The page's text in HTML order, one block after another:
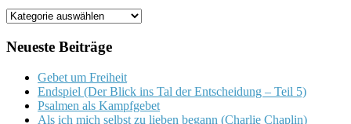
Kategorien
Neueste Beiträge
Gebet um Freiheit
Endspiel (Der Blick ins Tal der Entscheidung – Teil 5)
Psalmen als Kampfgebet
Als ich mich selbst zu lieben begann (Charlie Chaplin)